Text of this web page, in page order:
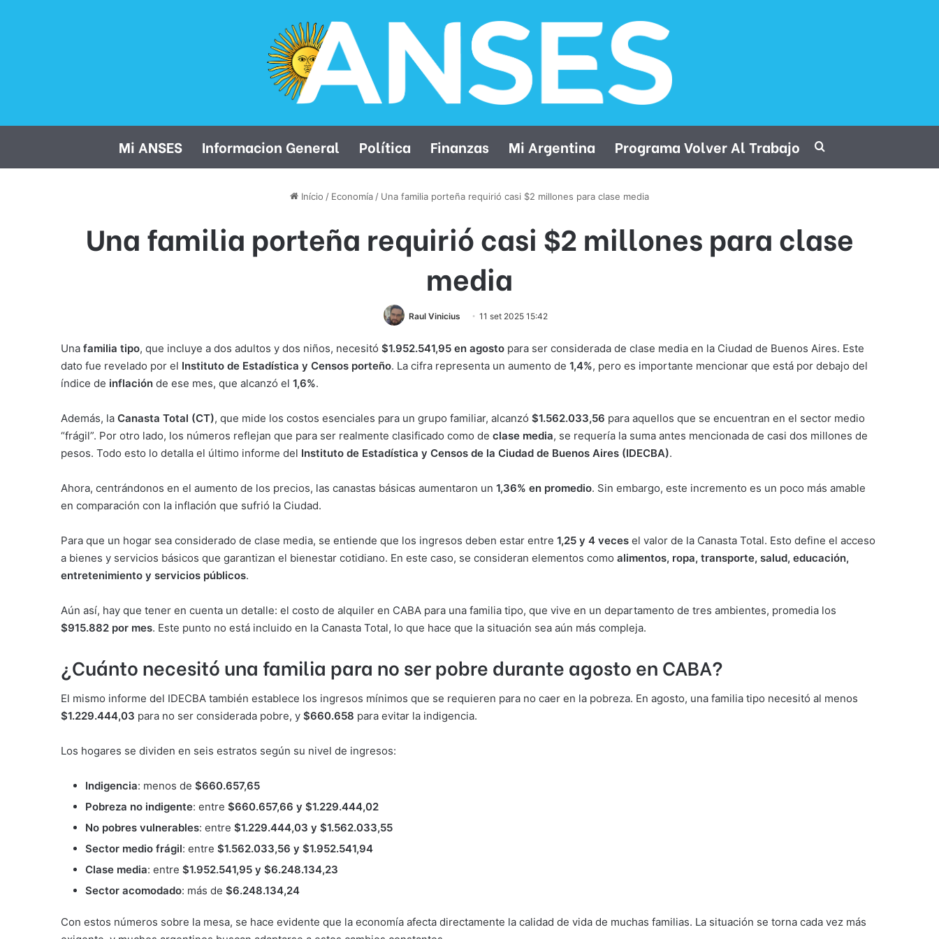
Mi ANSES Informacion General Política Finanzas Mi Argentina Programa Volver Al Trabajo
Início / Economía / Una familia porteña requirió casi $2 millones para clase media
Una familia porteña requirió casi $2 millones para clase
media
Raul Vinicius 11 set 2025 15:42
Una familia tipo, que incluye a dos adultos y dos niños, necesitó $1.952.541,95 en agosto para ser considerada de clase media en la Ciudad de Buenos Aires. Este
dato fue revelado por el Instituto de Estadística y Censos porteño. La cifra representa un aumento de 1,4%, pero es importante mencionar que está por debajo del
índice de inflación de ese mes, que alcanzó el 1,6%.
Además, la Canasta Total (CT), que mide los costos esenciales para un grupo familiar, alcanzó $1.562.033,56 para aquellos que se encuentran en el sector medio
“frágil”. Por otro lado, los números reflejan que para ser realmente clasificado como de clase media, se requería la suma antes mencionada de casi dos millones de
pesos. Todo esto lo detalla el último informe del Instituto de Estadística y Censos de la Ciudad de Buenos Aires (IDECBA).
Ahora, centrándonos en el aumento de los precios, las canastas básicas aumentaron un 1,36% en promedio. Sin embargo, este incremento es un poco más amable
en comparación con la inflación que sufrió la Ciudad.
Para que un hogar sea considerado de clase media, se entiende que los ingresos deben estar entre 1,25 y 4 veces el valor de la Canasta Total. Esto define el acceso
a bienes y servicios básicos que garantizan el bienestar cotidiano. En este caso, se consideran elementos como alimentos, ropa, transporte, salud, educación,
entretenimiento y servicios públicos.
Aún así, hay que tener en cuenta un detalle: el costo de alquiler en CABA para una familia tipo, que vive en un departamento de tres ambientes, promedia los
$915.882 por mes. Este punto no está incluido en la Canasta Total, lo que hace que la situación sea aún más compleja.
¿Cuánto necesitó una familia para no ser pobre durante agosto en CABA?
El mismo informe del IDECBA también establece los ingresos mínimos que se requieren para no caer en la pobreza. En agosto, una familia tipo necesitó al menos
$1.229.444,03 para no ser considerada pobre, y $660.658 para evitar la indigencia.
Los hogares se dividen en seis estratos según su nivel de ingresos:
Indigencia: menos de $660.657,65
Pobreza no indigente: entre $660.657,66 y $1.229.444,02
No pobres vulnerables: entre $1.229.444,03 y $1.562.033,55
Sector medio frágil: entre $1.562.033,56 y $1.952.541,94
Clase media: entre $1.952.541,95 y $6.248.134,23
Sector acomodado: más de $6.248.134,24
Con estos números sobre la mesa, se hace evidente que la economía afecta directamente la calidad de vida de muchas familias. La situación se torna cada vez más